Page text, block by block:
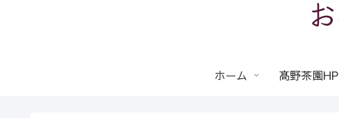
ホーム 髙野茶園HP